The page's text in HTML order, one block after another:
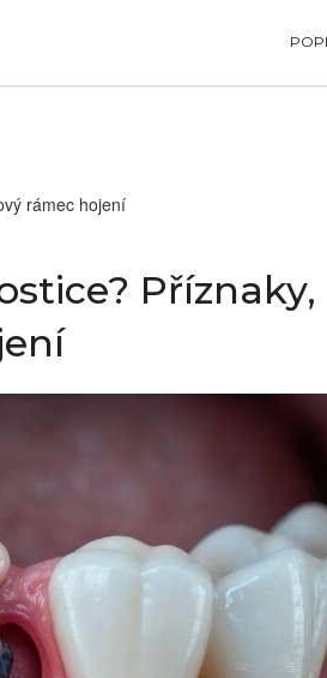
rámec hojení
Příznaky,